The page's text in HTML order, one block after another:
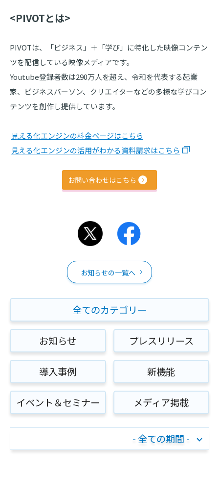
<PIVOTとは>
PIVOTは、「ビジネス」＋「学び」に特化した映像コンテン
ツを配信している映像メディアです。
Youtube登録者数は290万人を超え、令和を代表する起業
家、ビジネスパーソン、クリエイターなどの多様な学びコン
テンツを創作し提供しています。
見える化エンジンの料金ページはこちら
見える化エンジンの活用がわかる資料請求はこちら
お問い合わせはこちら
お知らせの一覧へ
全てのカテゴリー
お知らせ プレスリリース
導入事例 新機能
イベント＆セミナー メディア掲載
- 全ての期間 -